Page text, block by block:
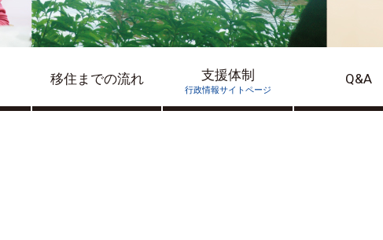
移住までの流れ 支援体制
行政情報サイトページ
Q&A